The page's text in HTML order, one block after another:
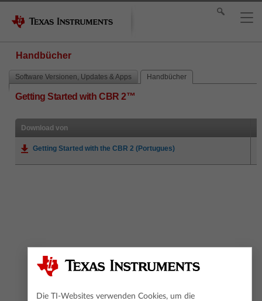
Handbücher
Software Versionen, Updates & Apps Handbücher
Getting Started with CBR 2™
Download von
Getting Started with the CBR 2 (Portugues)
Die TI-Websites verwenden Cookies, um die